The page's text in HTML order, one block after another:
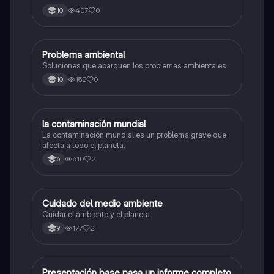
10 407 0
Biologia
Problema ambiental
Soluciones que abarquen los problemas ambientales
10 152 0
Biologia
la contaminación mundial
La contaminación mundial es un problema grave que
afecta a todo el planeta.
6 610 2
Biologia
Cuidado del medio ambiente
Cuidar el ambiente y el planeta
9 177 2